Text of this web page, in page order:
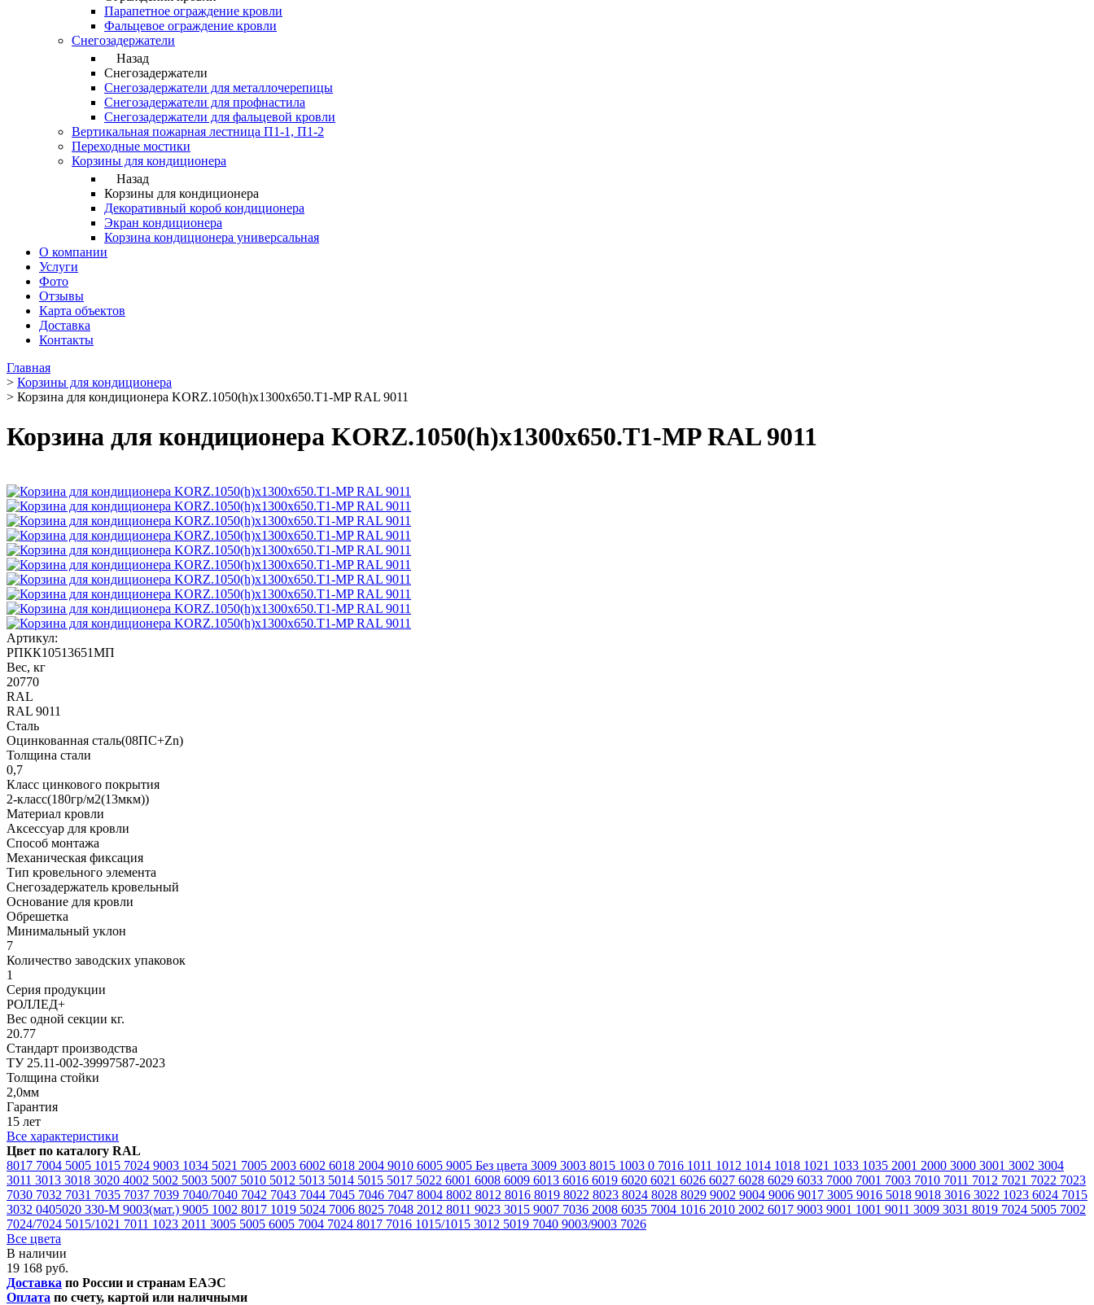
Парапетное ограждение кровли
Фальцевое ограждение кровли
Снегозадержатели
Назад
Снегозадержатели
Снегозадержатели для металлочерепицы
Снегозадержатели для профнастила
Снегозадержатели для фальцевой кровли
Вертикальная пожарная лестница П1-1, П1-2
Переходные мостики
Корзины для кондиционера
Назад
Корзины для кондиционера
Декоративный короб кондиционера
Экран кондиционера
Корзина кондиционера универсальная
О компании
Услуги
Фото
Отзывы
Карта объектов
Доставка
Контакты
Главная
> Корзины для кондиционера
> Корзина для кондиционера KORZ.1050(h)x1300x650.T1-MP RAL 9011
Корзина для кондиционера KORZ.1050(h)x1300x650.T1-MP RAL 9011
Артикул:
РПКК10513651МП
Вес, кг
20770
RAL
RAL 9011
Сталь
Оцинкованная сталь(08ПС+Zn)
Толщина стали
0,7
Класс цинкового покрытия
2-класс(180гр/м2(13мкм))
Материал кровли
Аксессуар для кровли
Способ монтажа
Механическая фиксация
Тип кровельного элемента
Снегозадержатель кровельный
Основание для кровли
Обрешетка
Минимальный уклон
7
Количество заводских упаковок
1
Серия продукции
РОЛЛЕД+
Вес одной секции кг.
20.77
Стандарт производства
ТУ 25.11-002-39997587-2023
Толщина стойки
2,0мм
Гарантия
15 лет
Все характеристики
Цвет по каталогу RAL
8017 7004 5005 1015 7024 9003 1034 5021 7005 2003 6002 6018 2004 9010 6005 9005 Без цвета 3009 3003 8015 1003 0 7016 1011 1012 1014 1018 1021 1033 1035 2001 2000 3000 3001 3002 3004
3011 3013 3018 3020 4002 5002 5003 5007 5010 5012 5013 5014 5015 5017 5022 6001 6008 6009 6013 6016 6019 6020 6021 6026 6027 6028 6029 6033 7000 7001 7003 7010 7011 7012 7021 7022 7023
7030 7032 7031 7035 7037 7039 7040/7040 7042 7043 7044 7045 7046 7047 8004 8002 8012 8016 8019 8022 8023 8024 8028 8029 9002 9004 9006 9017 3005 9016 5018 9018 3016 3022 1023 6024 7015
3032 0405020 330-М 9003(мат.) 9005 1002 8017 1019 5024 7006 8025 7048 2012 8011 9023 3015 9007 7036 2008 6035 7004 1016 2010 2002 6017 9003 9001 1001 9011 3009 3031 8019 7024 5005 7002
7024/7024 5015/1021 7011 1023 2011 3005 5005 6005 7004 7024 8017 7016 1015/1015 3012 5019 7040 9003/9003 7026
Все цвета
В наличии
19 168 руб.
Доставка по России и странам ЕАЭС
Оплата по счету, картой или наличными